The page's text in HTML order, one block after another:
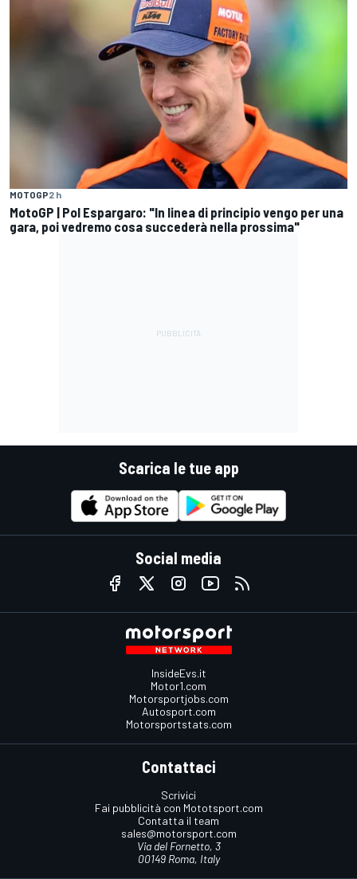
MOTOGP2 h
MotoGP | Pol Espargaro: "In linea di principio vengo per una
gara, poi vedremo cosa succederà nella prossima"
Scarica le tue app
Social media
InsideEvs.it
Motor1.com
Motorsportjobs.com
Autosport.com
Motorsportstats.com
Contattaci
Scrivici
Fai pubblicità con Mototsport.com
Contatta il team
sales@motorsport.com
Via del Fornetto, 3
00149 Roma, Italy